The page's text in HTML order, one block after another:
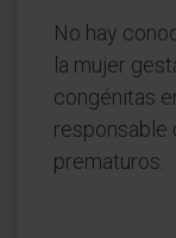
No hay
la mujer
congénitas
responsable
prematuros.